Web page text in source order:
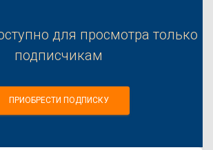
для просмотра только
подписчикам
ПРИОБРЕСТИ ПОДПИСКУ